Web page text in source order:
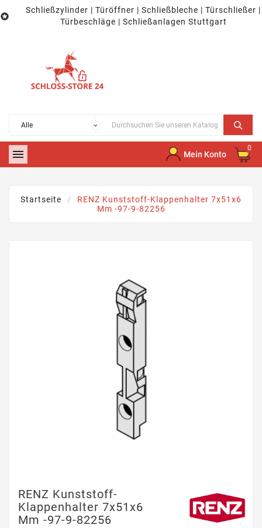

Schließzylinder | Türöffner | Schließbleche | Türschließer |
Türbeschläge | Schließanlagen Stuttgart
 Mein Konto
0
Startseite
RENZ Kunststoff-Klappenhalter 7x51x6
Mm -97-9-82256
RENZ Kunststoff-
Klappenhalter 7x51x6
Mm -97-9-82256